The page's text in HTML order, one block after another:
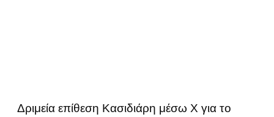
Δριμεία επίθεση Κασιδιάρη μέσω Χ για το